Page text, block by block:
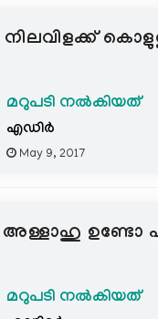
മറുപടി നൽകിയത്
എഡിര്‍
May 9, 2017
ഉണ്ടോ
മറുപടി നൽകിയത്